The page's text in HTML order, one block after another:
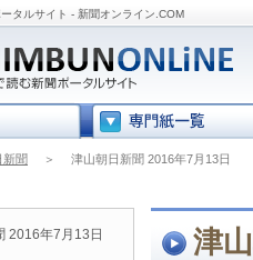
タルサイト - 新聞オンライン.COM
新聞 ＞ 津山朝日新聞 2016年7月13日
津